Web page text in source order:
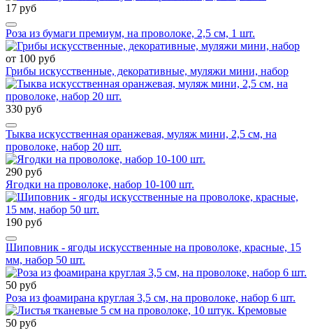
17 руб
Роза из бумаги премиум, на проволоке, 2,5 см, 1 шт.
от 100 руб
Грибы искусственные, декоративные, муляжи мини, набор
330 руб
Тыква искусственная оранжевая, муляж мини, 2,5 см, на
проволоке, набор 20 шт.
290 руб
Ягодки на проволоке, набор 10-100 шт.
190 руб
Шиповник - ягоды искусственные на проволоке, красные, 15
мм, набор 50 шт.
50 руб
Роза из фоамирана круглая 3,5 см, на проволоке, набор 6 шт.
50 руб